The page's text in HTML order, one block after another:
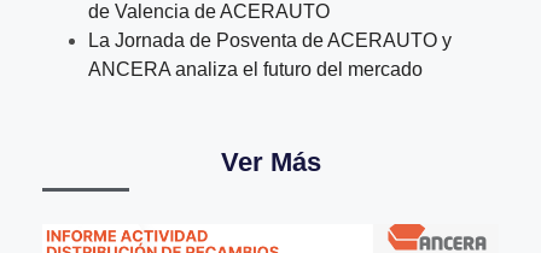
de Valencia de ACERAUTO
La Jornada de Posventa de ACERAUTO y
ANCERA analiza el futuro del mercado
Ver Más